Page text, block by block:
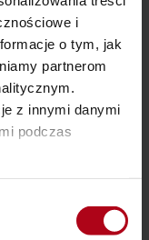
i
o tym, jak
partnerom
z innymi danymi
podczas